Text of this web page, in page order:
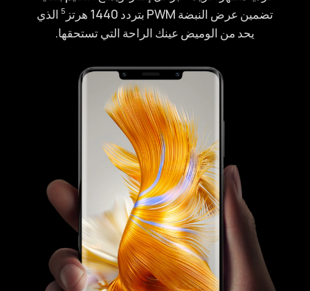
تضمين عرض النبضة PWM بتردد 1440 هرتز⁠
5 الذي
يحد من الوميض عينك الراحة التي تستحقها.